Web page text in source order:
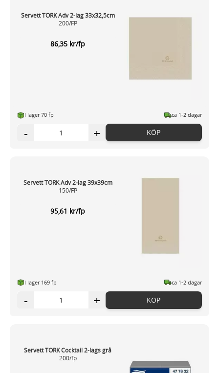
Servett TORK Adv 2-lag 33x32,5cm
200/FP
86,35 kr/fp
I lager 70 fp ca 1-2 dagar
- + KÖP
Servett TORK Adv 2-lag 39x39cm
150/FP
95,61 kr/fp
I lager 169 fp ca 1-2 dagar
- + KÖP
Servett TORK Cocktail 2-lags grå
200/fp